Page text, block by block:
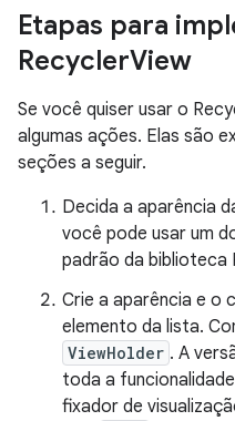
Etapas para
RecyclerView
Se você quiser usar o
algumas ações. Elas são
seções a seguir.
Decida a aparência
você pode usar um
padrão da biblioteca
Crie a aparência e o
elemento da lista.
ViewHolder . A
toda a
fixador de